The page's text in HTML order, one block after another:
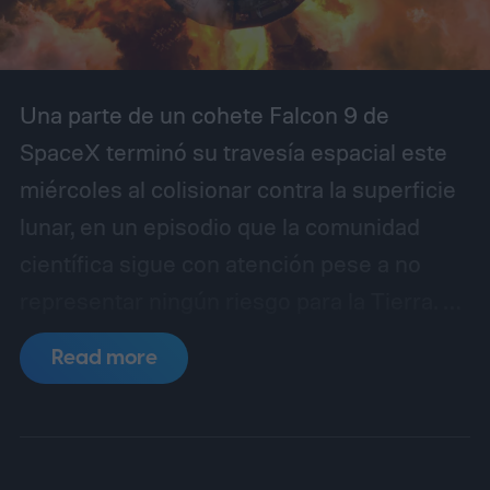
Una parte de un cohete Falcon 9 de
SpaceX terminó su travesía espacial este
miércoles al colisionar contra la superficie
lunar, en un episodio que la comunidad
trata de la segunda etapa del lanzador,
utilizada en enero de 2025 para poner en
Read more